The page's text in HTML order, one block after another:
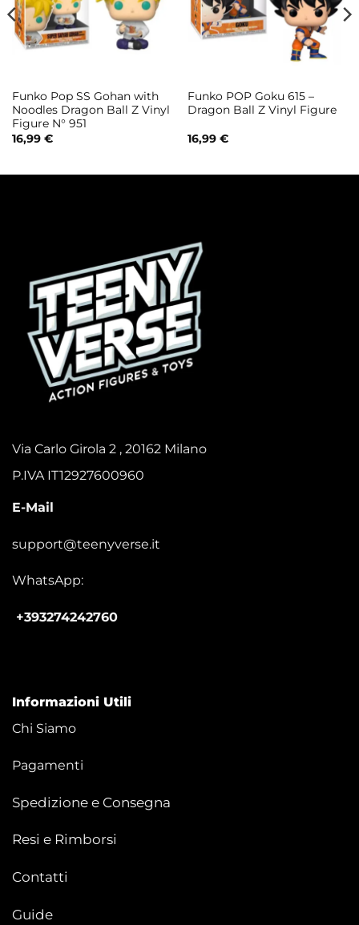
Funko Pop SS Gohan with
Noodles Dragon Ball Z Vinyl
Figure N° 951
16,99 €
Funko POP Goku 615 –
Dragon Ball Z Vinyl Figure
16,99 €
Via Carlo Girola 2 , 20162 Milano
P.IVA IT12927600960
E-Mail
support@teenyverse.it
WhatsApp:
+393274242760
Informazioni Utili
Chi Siamo
Pagamenti
Spedizione e Consegna
Resi e Rimborsi
Contatti
Guide